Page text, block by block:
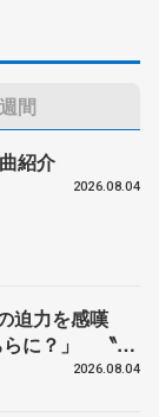
週間
紹介
2026.08.04
迫力を感嘆
らに？」 〝リ
連覇の野村忠
2026.08.04